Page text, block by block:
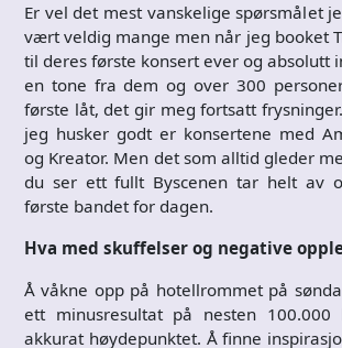
Er vel det mest vanskelige spørsmålet
vært veldig mange men når jeg booket
til deres første konsert ever og absolutt
en tone fra dem og over 300
første låt, det gir meg fortsatt
jeg husker godt er konsertene med
og Kreator. Men det som alltid gleder
du ser ett fullt Byscenen tar helt av
første bandet for dagen.
Hva med skuffelser og negative
Å våkne opp på hotellrommet på
ett minusresultat på nesten
akkurat høydepunktet. Å finne